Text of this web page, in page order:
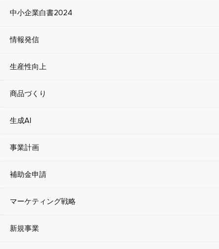
中小企業白書2024
情報発信
生産性向上
商品づくり
生成AI
事業計画
補助金申請
マーケティング戦略
新規事業